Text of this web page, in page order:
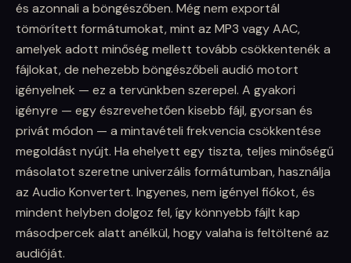
és azonnali a böngészőben. Még nem exportál
tömörített formátumokat, mint az MP3 vagy AAC,
amelyek adott minőség mellett tovább csökkentenék a
fájlokat, de nehezebb böngészőbeli audió motort
igényelnek — ez a tervünkben szerepel. A gyakori
igényre — egy észrevehetően kisebb fájl, gyorsan és
privát módon — a mintavételi frekvencia csökkentése
megoldást nyújt. Ha ehelyett egy tiszta, teljes minőségű
másolatot szeretne univerzális formátumban, használja
az Audio Konvertert. Ingyenes, nem igényel fiókot, és
mindent helyben dolgoz fel, így könnyebb fájlt kap
másodpercek alatt anélkül, hogy valaha is feltöltené az
audióját.